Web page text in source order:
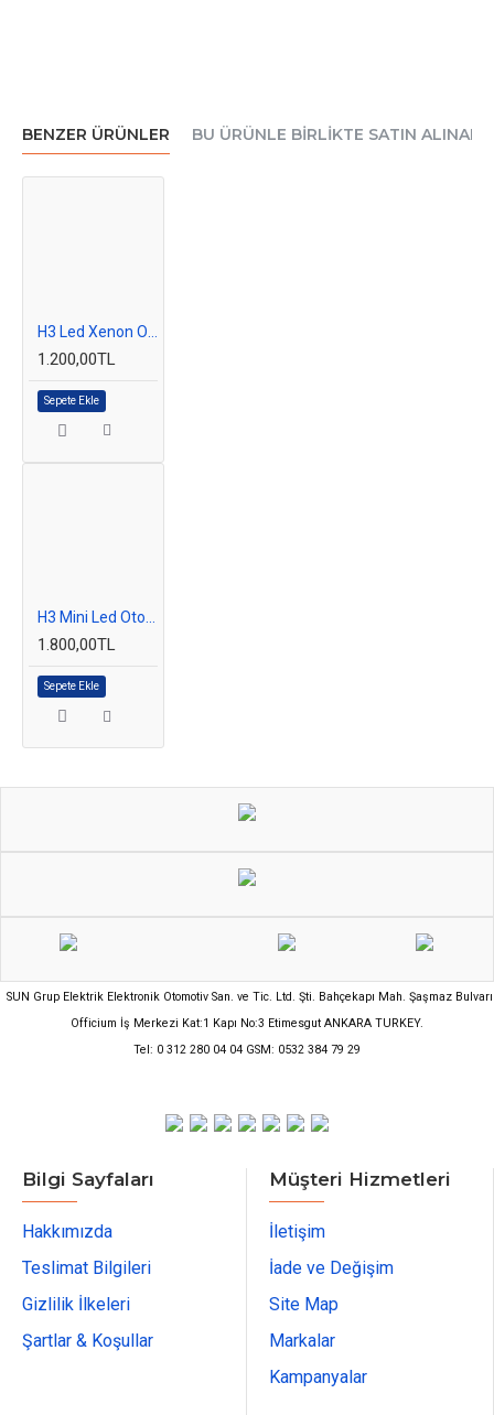
BENZER ÜRÜNLER BU ÜRÜNLE BIRLIKTE SATIN
1.200,00TL
Sepete Ekle
1.800,00TL
Sepete Ekle
SUN Grup Elektrik Elektronik Otomotiv San. ve Tic. Ltd. Şti. Bahçekapı Mah. Şaşmaz Bulvarı
Officium İş Merkezi Kat:1 Kapı No:3 Etimesgut ANKARA TURKEY.
Tel: 0 312 280 04 04 GSM: 0532 384 79 29
Bilgi Sayfaları
Hakkımızda
Teslimat Bilgileri
Gizlilik İlkeleri
Şartlar & Koşullar
Müşteri Hizmetleri
İletişim
İade ve Değişim
Site Map
Markalar
Kampanyalar